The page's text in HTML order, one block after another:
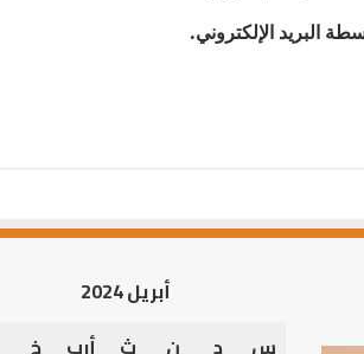
البريد الإلكتروني.
أبريل 2024
س
د ن ث أرب خ